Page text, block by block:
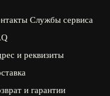
Службы сервиса
и реквизиты
и гарантии